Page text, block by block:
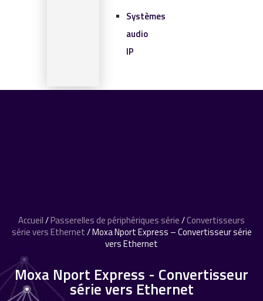
Systèmes
audio
IP
Accueil/Passerelles de périphériques série/Convertisseurs
série vers Ethernet/ Moxa Nport Express – Convertisseur série
vers Ethernet
Moxa Nport Express - Convertisseur
série vers Ethernet